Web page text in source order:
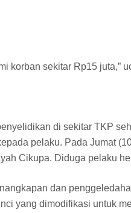
korban sekitar Rp15 juta,”
di sekitar TKP
pelaku. Pada Jumat
Cikupa. Diduga pelaku
dan
yang dimodifikasi untuk